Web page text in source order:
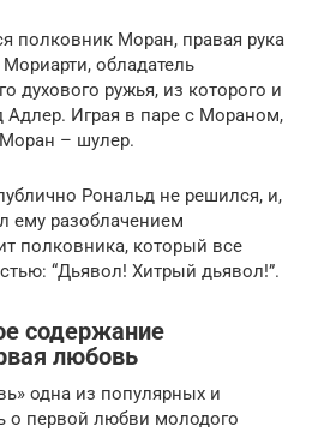
полковник Моран, правая рука
обладатель
духового ружья, из которого и
Адлер. Играя в паре с Мораном,
– шулер.
Рональд не решился, и,
ему разоблачением
полковника, который все
“Дьявол! Хитрый дьявол!”.
содержание
любовь
одна из популярных и
о первой любви молодого